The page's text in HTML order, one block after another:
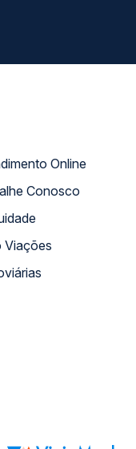
Atendimento Online
Conosco
Auto Viações